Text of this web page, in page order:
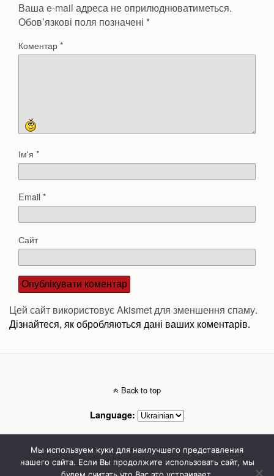
Ваша e-mail адреса не оприлюднюватиметься.
Обов’язкові поля позначені *
Коментар*
Ім'я *
Email*
Сайт
Цей сайт використовує Akismet для зменшення спаму.
Дізнайтеся, як обробляються дані ваших коментарів.
Back to top
Language:
Mobile Desktop
Мы используем куки для наилучшего представления
нашего сайта. Если Вы продолжите использовать сайт, мы